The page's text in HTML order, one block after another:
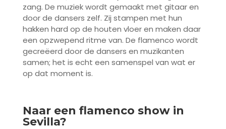
zang. De muziek wordt gemaakt met gitaar en
door de dansers zelf. Zij stampen met hun
hakken hard op de houten vloer en maken daar
een opzwepend ritme van. De flamenco wordt
gecreëerd door de dansers en muzikanten
samen; het is echt een samenspel van wat er
op dat moment is.
Naar een flamenco show in
Sevilla?